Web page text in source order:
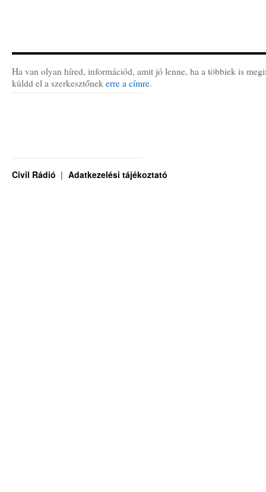
Ha van olyan híred, információd, amit jó lenne, ha a többiek is
küldd el a szerkesztőnek erre a címre.
Civil Rádió Adatkezelési tájékoztató